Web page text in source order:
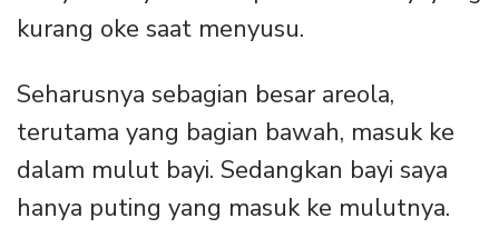
kurang oke saat menyusu.
Seharusnya sebagian besar areola,
terutama yang bagian bawah, masuk ke
dalam mulut bayi. Sedangkan bayi saya
hanya puting yang masuk ke mulutnya.